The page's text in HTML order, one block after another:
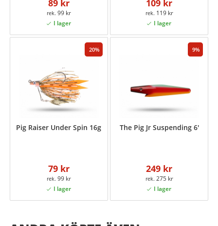
89 kr
99 kr
109 kr
119 kr
20
Pig Raiser Under Spin 16g
79 kr
99 kr
9
The Pig Jr Suspending 6'
249 kr
275 kr